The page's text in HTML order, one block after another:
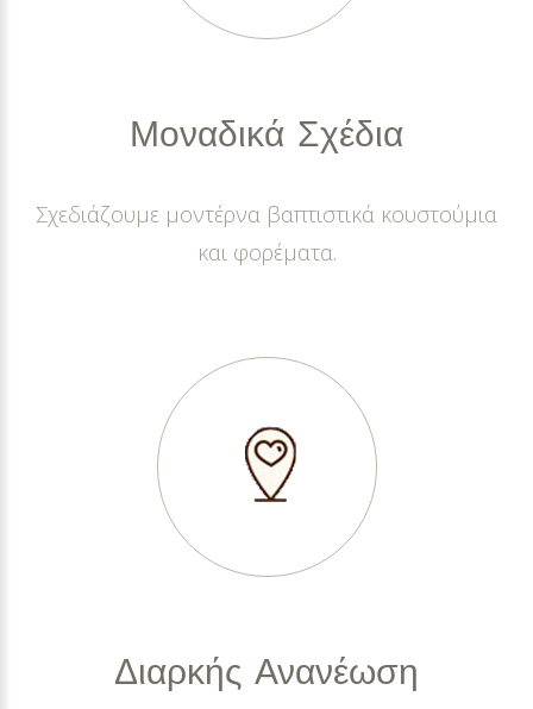
Μοναδικά Σχέδια
Σχεδιάζουμε μοντέρνα βαπτιστικά κουστούμια
και φορέματα.
Διαρκής Ανανέωση